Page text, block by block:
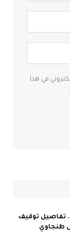
في هذا
تفاصيل توقيف
طنجاوي